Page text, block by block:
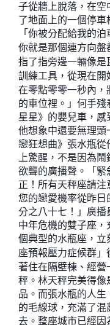
子從牆上脫落，在
了地面上的一個停
「你被分配給我的
你就是那個連方向盤
指了指旁邊一輛像
訓練工具，從現在開
在零點零零一秒內
的車位裡。」何手
星星》的嬰兒車，
他想象中還要無理
戀狂想曲》張水瓶
上驚醒，不是因為
欲聾的廣播聲。「
正！所有天秤座請注
您的戀愛機率從昨
分之八十七！」廣
中年危機的雙子座
個典型的水瓶座，立
座預報壓力症候群」
著住在隔壁棟、經營
秤。林天秤完美得
品。而張水瓶的人
的毛線球，充滿了
去。整座城市已經